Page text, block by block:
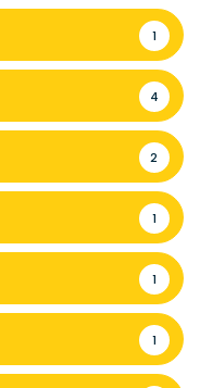
1
4
2
1
1
1